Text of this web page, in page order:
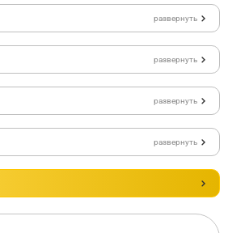
развернуть
развернуть
развернуть
развернуть